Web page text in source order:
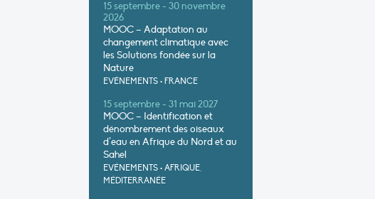
15 septembre - 30 novembre
2026
MOOC – Adaptation au
changement climatique avec
les Solutions fondée sur la
Nature
EVÉNEMENTS • FRANCE
15 septembre - 31 mai 2027
MOOC – Identification et
dénombrement des oiseaux
d’eau en Afrique du Nord et au
Sahel
EVÉNEMENTS • AFRIQUE,
MÉDITERRANÉE